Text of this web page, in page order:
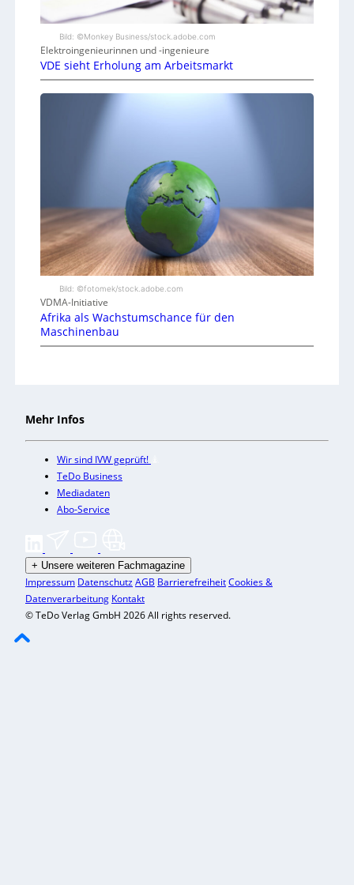
Bild: ©Monkey Business/stock.adobe.com
Elektroingenieurinnen und -ingenieure
VDE sieht Erholung am Arbeitsmarkt
Bild: ©fotomek/stock.adobe.com
VDMA-Initiative
Afrika als Wachstumschance für den
Maschinenbau
Mehr Infos
Wir sind IVW geprüft!
TeDo Business
Mediadaten
Abo-Service
+ Unsere weiteren Fachmagazine
Impressum DatenschutzAGB BarrierefreiheitCookies &
Datenverarbeitung Kontakt
© TeDo Verlag GmbH 2026 All rights reserved.